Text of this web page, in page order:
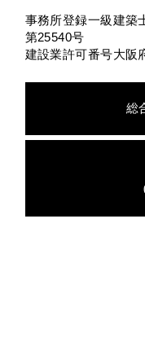
事務所登録一級建築
第25540号
建設業許可番号大阪
総